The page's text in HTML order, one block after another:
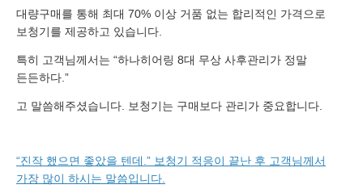
대량구매를 통해 최대 70% 이상 거품 없는 합리적인 가격으로
보청기를 제공하고 있습니다.
특히 고객님께서는 “하나히어링 8대 무상 사후관리가 정말
든든하다.”
고 말씀해주셨습니다. 보청기는 구매보다 관리가 중요합니다.
“진작 했으면 좋았을 텐데.” 보청기 적응이 끝난 후 고객님께서
가장 많이 하시는 말씀입니다.